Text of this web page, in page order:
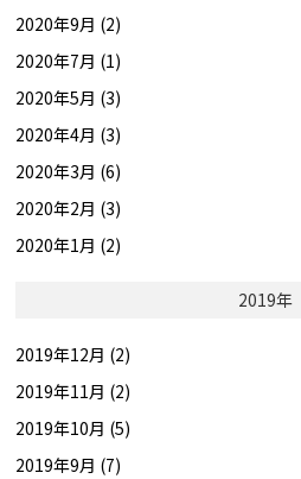
2020年9月 (2)
2020年7月 (1)
2020年5月 (3)
2020年4月 (3)
2020年3月 (6)
2020年2月 (3)
2020年1月 (2)
2019年
2019年12月 (2)
2019年11月 (2)
2019年10月 (5)
2019年9月 (7)